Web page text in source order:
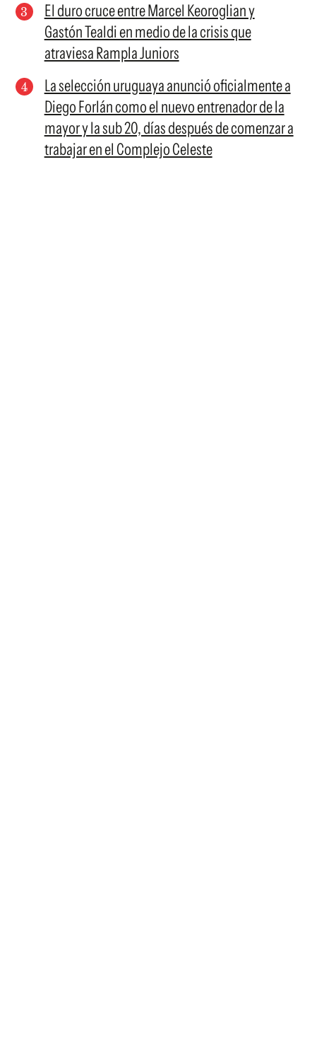
El duro cruce entre Marcel Keoroglian y
Gastón Tealdi en medio de la crisis que
atraviesa Rampla Juniors
La selección uruguaya anunció oficialmente a
Diego Forlán como el nuevo entrenador de la
mayor y la sub 20, días después de comenzar a
trabajar en el Complejo Celeste